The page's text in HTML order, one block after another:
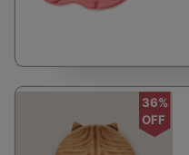
36%
OFF